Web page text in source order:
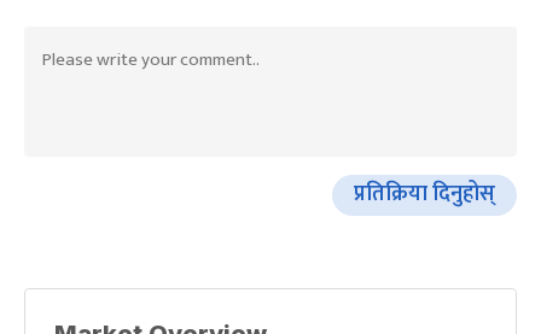
प्रतिक्रिया दिनुहोस्